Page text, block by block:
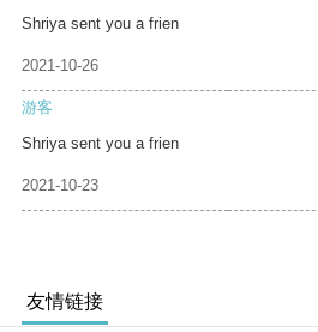
Shriya sent you a frien
2021-10-26
游客
Shriya sent you a frien
2021-10-23
友情链接